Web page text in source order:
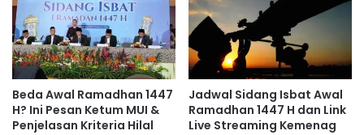
Beda Awal Ramadhan 1447
H? Ini Pesan Ketum MUI &
Penjelasan Kriteria Hilal
Jadwal Sidang Isbat Awal
Ramadhan 1447 H dan Link
Live Streaming Kemenag